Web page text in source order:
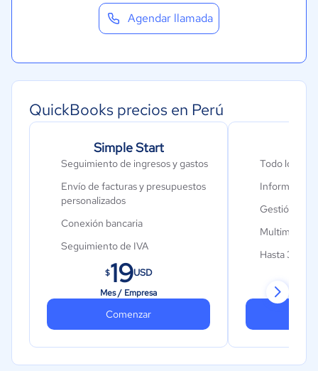
Agendar llamada
QuickBooks precios en Perú
Simple Start
Seguimiento de ingresos y gastos
Envío de facturas y presupuestos
personalizados
Conexión bancaria
Seguimiento de IVA
250 partidas en el Plan de
$19USD
Mes / Empresa
Comenzar
Todo lo de
Información
Gestión de
Multimoneda
Hasta 3